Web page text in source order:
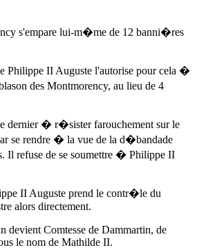
s'empare lui-m�me de 12 banni�res
Philippe II Auguste l'autorise pour cela �
des Montmorency, au lieu de 4
dernier � r�sister farouchement sur le
se rendre � la vue de la d�bandade
refuse de se soumettre � Philippe II
II Auguste prend le contr�le du
alors directement.
devient Comtesse de Dammartin, de
le nom de Mathilde II.